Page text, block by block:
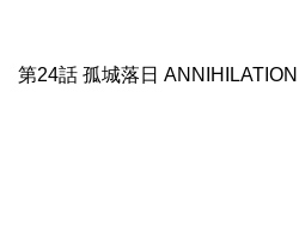
第24話 孤城落日 ANNIHILATION